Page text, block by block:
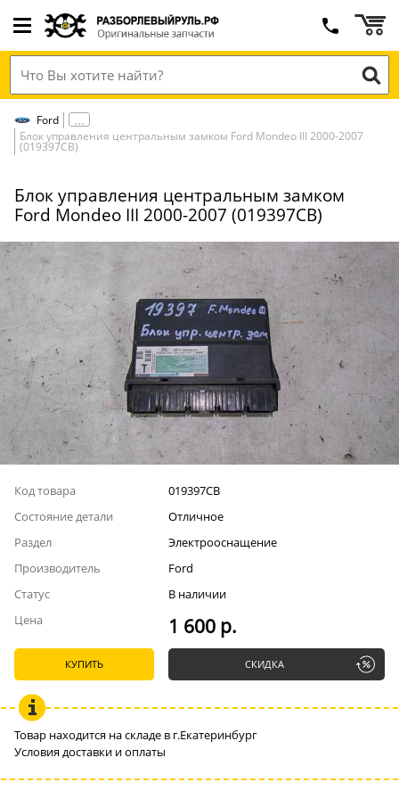
Ford
Блок управления центральным замком Ford Mondeo III 2000-2007
(019397СВ)
Блок управления центральным замком
Ford Mondeo III 2000-2007 (019397СВ)
Код товара
019397СВ
Состояние детали
Отличное
Раздел
Электрооснащение
Производитель
Ford
Статус
В наличии
Цена
1 600 р.
КУПИТЬ СКИДКА
Товар находится на складе в г.Екатеринбург
Условия доставки и оплаты